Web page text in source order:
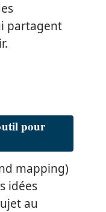
partagent
pour
mapping)
idées
au